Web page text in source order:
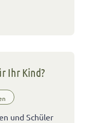
Ihr Kind?
und Schüler